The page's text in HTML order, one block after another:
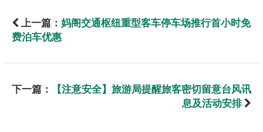
上一篇： 妈阁交通枢纽重型客车停车场推行首小时免
费泊车优惠
下一篇：
【注意安全】旅游局提醒旅客密切留意台风讯
息及活动安排